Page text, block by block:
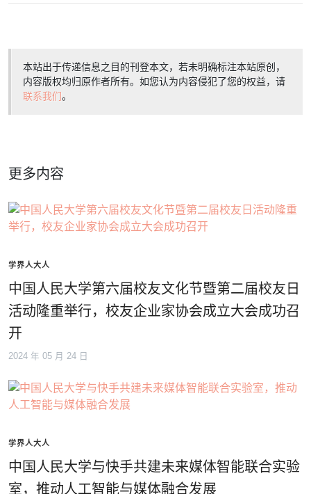
本站出于传递信息之目的刊登本文，若未明确标注本站原创，
内容版权均归原作者所有。如您认为内容侵犯了您的权益，请
联系我们。
更多内容
学界人大人
中国人民大学第六届校友文化节暨第二届校友日
活动隆重举行，校友企业家协会成立大会成功召
开
2024 年 05 月 24 日
学界人大人
中国人民大学与快手共建未来媒体智能联合实验
室，推动人工智能与媒体融合发展